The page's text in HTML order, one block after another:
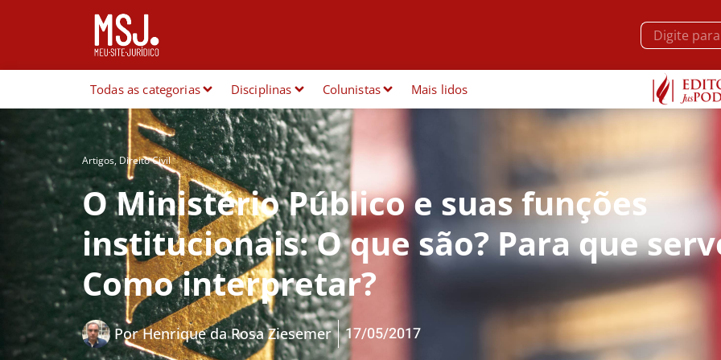
Todas as categorias Disciplinas Colunistas Mais lidos
Artigos, Direito Civil
O Ministério Público e suas funções
institucionais: O que são? Para que
Como interpretar?
PorHenrique da Rosa Ziesemer 17/05/2017